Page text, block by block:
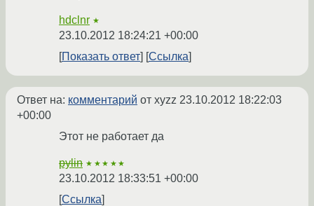
hdclnr ★
23.10.2012 18:24:21 +00:00
Показать ответ
Ссылка
Ответ на: комментарий от xyzz 23.10.2012 18:22:03
+00:00
Этот не работает да
pylin ★★★★★
23.10.2012 18:33:51 +00:00
Ссылка